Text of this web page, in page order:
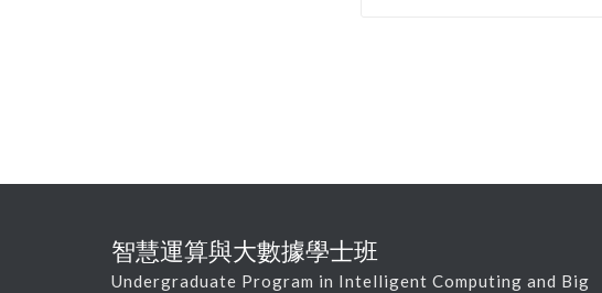
智慧運算與大數據學士班
Undergraduate Program in Intelligent Computing and Big